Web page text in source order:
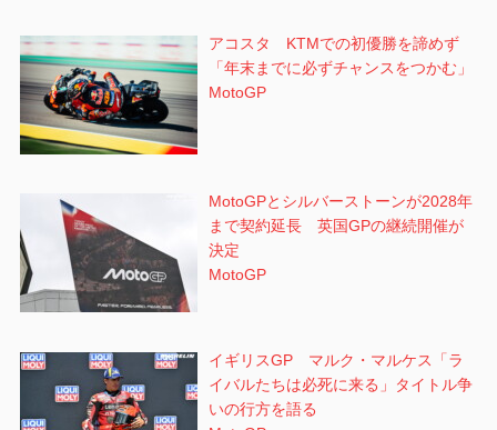
アコスタ KTMでの初優勝を諦めず
「年末までに必ずチャンスをつかむ」
MotoGP
MotoGPとシルバーストーンが2028年
まで契約延長 英国GPの継続開催が
決定
MotoGP
イギリスGP マルク・マルケス「ラ
イバルたちは必死に来る」タイトル争
いの行方を語る